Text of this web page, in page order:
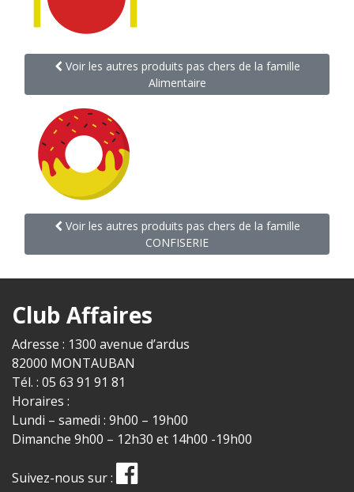
Voir les autres produits pas chers de la famille
Alimentaire
Voir les autres produits pas chers de la famille
CONFISERIE
Club Affaires
Adresse : 1300 avenue d’ardus
82000 MONTAUBAN
Tél. : 05 63 91 91 81
Horaires :
Lundi – samedi : 9h00 – 19h00
Dimanche 9h00 – 12h30 et 14h00 -19h00
Suivez-nous sur :